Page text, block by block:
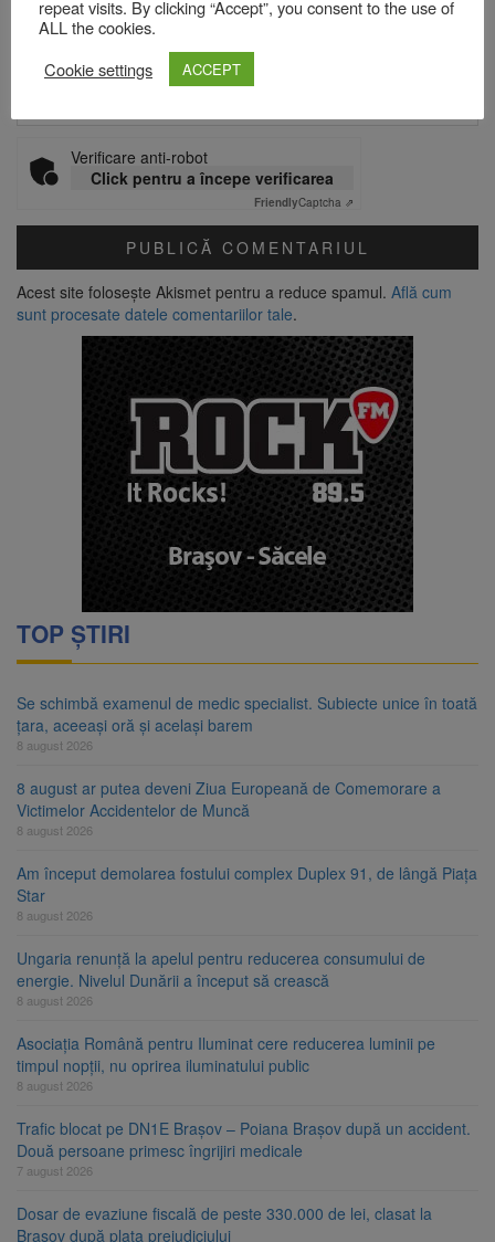
Site web
Verificare anti-robot
Click pentru a începe verificarea
FriendlyCaptcha ⇗
Acest site folosește Akismet pentru a reduce spamul. Află cum
sunt procesate datele comentariilor tale.
TOP ȘTIRI
Se schimbă examenul de medic specialist. Subiecte unice în toată
țara, aceeași oră și același barem
8 august 2026
8 august ar putea deveni Ziua Europeană de Comemorare a
Victimelor Accidentelor de Muncă
8 august 2026
Am început demolarea fostului complex Duplex 91, de lângă Piața
Star
8 august 2026
Ungaria renunță la apelul pentru reducerea consumului de
energie. Nivelul Dunării a început să crească
8 august 2026
Asociația Română pentru Iluminat cere reducerea luminii pe
timpul nopții, nu oprirea iluminatului public
8 august 2026
Trafic blocat pe DN1E Brașov – Poiana Brașov după un accident.
Două persoane primesc îngrijiri medicale
7 august 2026
Dosar de evaziune fiscală de peste 330.000 de lei, clasat la
Brașov după plata prejudiciului
repeat visits. By clicking “Accept”, you consent to the use of
ALL the cookies.
Cookie settings
ACCEPT